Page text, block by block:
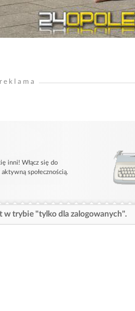
reklama
inni! Włącz się do
społecznością.
w trybie "tylko dla zalogowanych".